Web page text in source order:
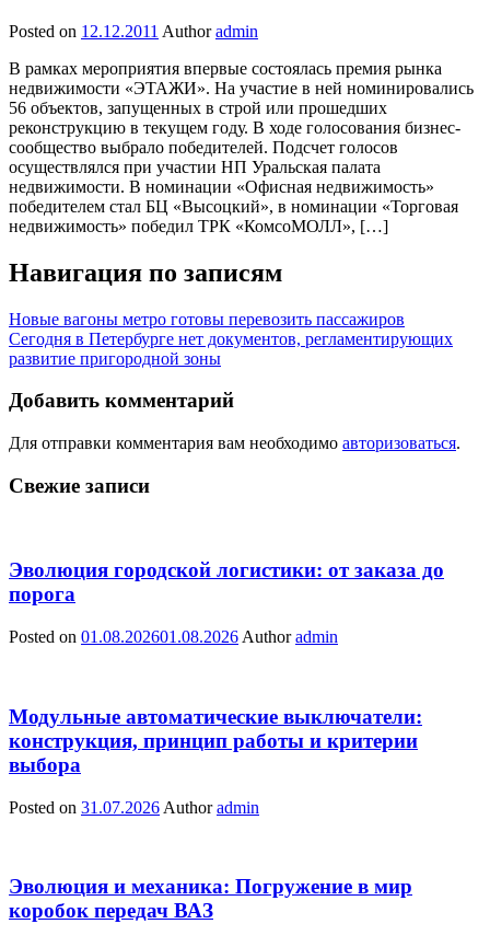
Posted on 12.12.2011 Author admin
В рамках мероприятия впервые состоялась премия рынка
недвижимости «ЭТАЖИ». На участие в ней номинировались
56 объектов, запущенных в строй или прошедших
реконструкцию в текущем году. В ходе голосования бизнес-
сообщество выбрало победителей. Подсчет голосов
осуществлялся при участии НП Уральская палата
недвижимости. В номинации «Офисная недвижимость»
победителем стал БЦ «Высоцкий», в номинации «Торговая
недвижимость» победил ТРК «КомсоМОЛЛ», […]
Навигация по записям
Новые вагоны метро готовы перевозить пассажиров
Сегодня в Петербурге нет документов, регламентирующих
развитие пригородной зоны
Добавить комментарий
Для отправки комментария вам необходимо авторизоваться.
Свежие записи
Эволюция городской логистики: от заказа до
порога
Posted on 01.08.202601.08.2026 Author admin
Модульные автоматические выключатели:
конструкция, принцип работы и критерии
выбора
Posted on 31.07.2026 Author admin
Эволюция и механика: Погружение в мир
коробок передач ВАЗ